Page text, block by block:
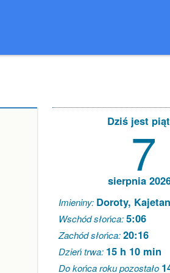
Dziś jest
7
sierpnia
Imieniny: Doroty,
Wschód słońca:5:06
Zachód słońca:20:16
Dzień trwa: 15 h 10 min
Do końca roku pozostało